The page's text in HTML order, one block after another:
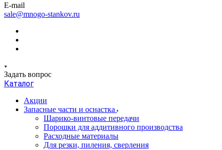
E-mail
sale@mnogo-stankov.ru
Задать вопрос
Каталог
Акции
Запасные части и оснастка
Шарико-винтовые передачи
Порошки для аддитивного производства
Расходные материалы
Для резки, пиления, сверления